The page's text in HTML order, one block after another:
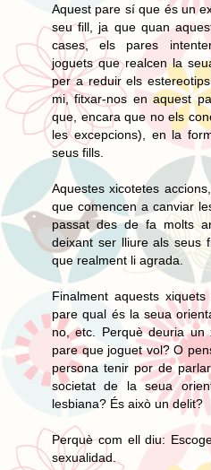
Aquest pare sí que és un
seu fill, ja que quan
cases, els pares
joguets que realcen la
per a reduir els
mi, fitxar-nos en aquest
que, encara que no els
les excepcions), en la
seus fills.
Aquestes xicotetes
que comencen a canviar
passat des de fa molts
deixant ser lliure als seus
que realment li agrada.
Finalment aquests
pare qual és la seua
no, etc. Perquè deuria
pare que joguet vol? O
persona tenir por de
societat de la seua
lesbiana? És això un delit?
Perquè com ell diu:
sexualidad.